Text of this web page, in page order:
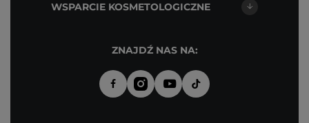
WSPARCIE KOSMETOLOGICZNE
ZNAJDŹ NAS NA: